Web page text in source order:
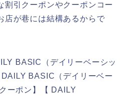
割引クーポンやクーポンコー
店が巷には結構あるからで
BASIC（デイリーベーシッ
BASIC（デイリーベー
ーポン】【 DAILY